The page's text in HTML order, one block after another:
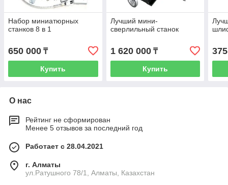
Набор миниатюрных
станков 8 в 1
650 000 ₸
Купить
Лучший мини-
сверлильный станок
1 620 000₸
Купить
О нас
Рейтинг не сформирован
Менее 5 отзывов за последний год
Работает с 28.04.2021
г. Алматы
ул.Ратушного 78/1, Алматы, Казахстан